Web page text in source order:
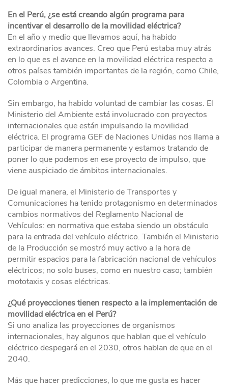
En el Perú, ¿se está creando algún programa para
incentivar el desarrollo de la movilidad eléctrica?
En el año y medio que llevamos aquí, ha habido
extraordinarios avances. Creo que Perú estaba muy atrás
en lo que es el avance en la movilidad eléctrica respecto a
otros países también importantes de la región, como Chile,
Colombia o Argentina.
Sin embargo, ha habido voluntad de cambiar las cosas. El
Ministerio del Ambiente está involucrado con proyectos
internacionales que están impulsando la movilidad
eléctrica. El programa GEF de Naciones Unidas nos llama a
participar de manera permanente y estamos tratando de
poner lo que podemos en ese proyecto de impulso, que
viene auspiciado de ámbitos internacionales.
De igual manera, el Ministerio de Transportes y
Comunicaciones ha tenido protagonismo en determinados
cambios normativos del Reglamento Nacional de
Vehículos: en normativa que estaba siendo un obstáculo
para la entrada del vehículo eléctrico. También el Ministerio
de la Producción se mostró muy activo a la hora de
permitir espacios para la fabricación nacional de vehículos
eléctricos; no solo buses, como en nuestro caso; también
mototaxis y cosas eléctricas.
¿Qué proyecciones tienen respecto a la implementación de
movilidad eléctrica en el Perú?
Si uno analiza las proyecciones de organismos
internacionales, hay algunos que hablan que el vehículo
eléctrico despegará en el 2030, otros hablan de que en el
2040.
Más que hacer predicciones, lo que me gusta es hacer